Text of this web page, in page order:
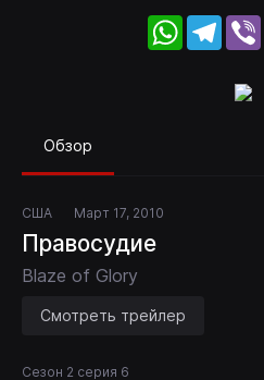
Обзор
США Март 17, 2010
Правосудие
Blaze of Glory
Смотреть трейлер
Сезон 2 серия 6